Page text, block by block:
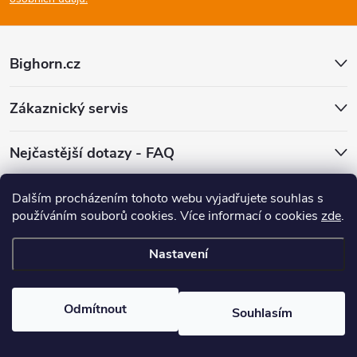
Dalším procházením tohoto webu vyjadřujete souhlas s
používáním souborů cookies. Více informací o cookies zde.
Nastavení
Odmítnout Souhlasím
a
Bighorn.cz
Zákaznický servis
Nejčastější dotazy - FAQ
Facebook
Copyright 2026
cookies